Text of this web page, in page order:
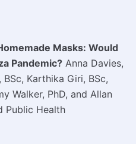
Masks: Would
Pandemic? Anna Davies,
Karthika Giri, BSc,
Walker, PhD, and Allan
Public Health